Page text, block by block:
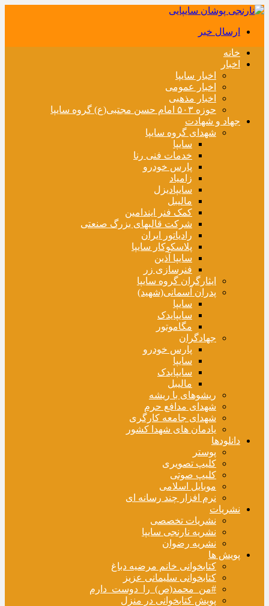
ارسال خبر
خانه
اخبار
اخبار سایپا
اخبار عمومی
اخبار مذهبی
حوزه ۵۰۳ امام حسن مجتبی(ع) گروه سایپا
جهاد و شهادت
شهدای گروه سایپا
سایپا
خدمات فنی رنا
پارس خودرو
زامیاد
سایپادیزل
مالیبل
کمک فنر ایندامین
شرکت قالبهای بزرگ صنعتی
رادیاتور ایران
پلاسکوکار سایپا
سایپا آذین
فنرسازی زر
ایثارگران گروه سایپا
پدران آسمانی(شهید)
سایپا
سایپایدک
مگاموتور
جهادگران
پارس خودرو
سایپا
سایپایدک
مالیبل
ریشوهای با ریشه
شهدای مدافع حرم
شهدای جامعه کارگری
یادمان های شهدا کشور
دانلودها
پوستر
کلیپ تصویری
کلیپ صوتی
موبایل اسلامی
نرم افزار چند رسانه ای
نشریات
نشریات تخصصی
نشریه نارنجی سایپا
نشریه رضوان
پویش ها
کتابخوانی خانم مرضیه دباغ
کتابخوانی سلیمانی عزیز
#من_محمد(ص)_را_دوست_دارم
پویش کتابخوانی در منزل